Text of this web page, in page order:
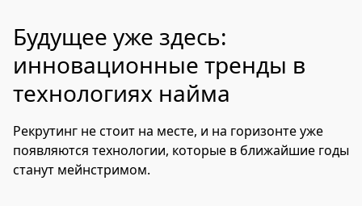
Будущее уже здесь:
инновационные тренды в
технологиях найма
Рекрутинг не стоит на месте, и на горизонте уже
появляются технологии, которые в ближайшие годы
станут мейнстримом.